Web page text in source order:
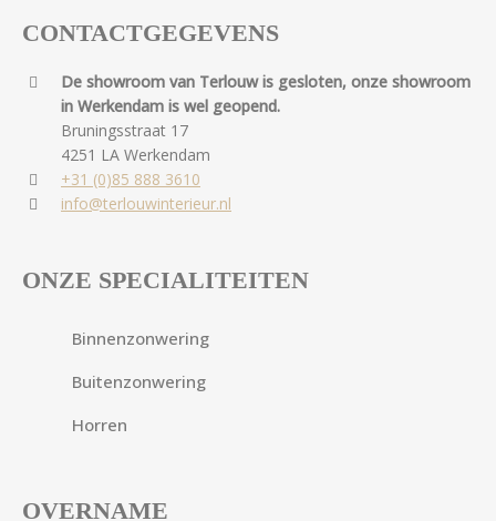
CONTACTGEGEVENS
De showroom van Terlouw is gesloten, onze showroom
in Werkendam is wel geopend.
Bruningsstraat 17
4251 LA Werkendam
+31 (0)85 888 3610
info@terlouwinterieur.nl
ONZE SPECIALITEITEN
Binnenzonwering
Buitenzonwering
Horren
OVERNAME